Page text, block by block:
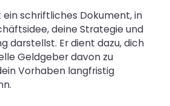
ein schriftliches Dokument, in
deine Strategie und
darstellst. Er dient dazu, dich
Geldgeber davon zu
Vorhaben langfristig